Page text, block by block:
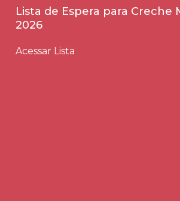
Lista de Espera para Creche
2026
Acessar Lista